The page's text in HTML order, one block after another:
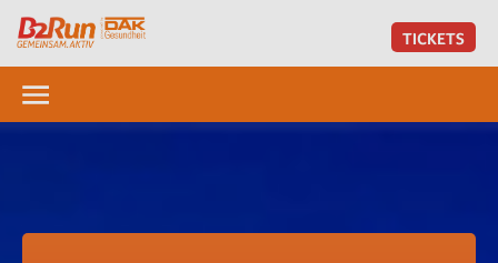
TICKETS